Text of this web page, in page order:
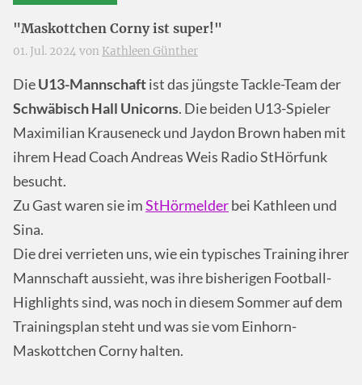
"Maskottchen Corny ist super!"
01. Jul. 2024 von Kathleen Günther
DieU13-Mannschaftist das jüngste Tackle-Team der
Schwäbisch Hall Unicorns. Die beiden U13-Spieler
Maximilian Krauseneck und Jaydon Brown haben mit
ihrem Head Coach Andreas Weis Radio StHörfunk
besucht.
Zu Gast waren sie imStHörmelderbei Kathleen und
Sina.
Die drei verrieten uns, wie ein typisches Training ihrer
Mannschaft aussieht, was ihre bisherigen Football-
Highlights sind, was noch in diesem Sommer auf dem
Trainingsplan steht und was sie vom Einhorn-
Maskottchen Corny halten.